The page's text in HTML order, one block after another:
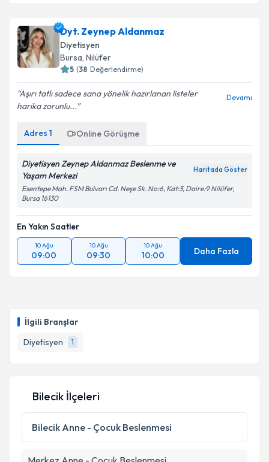
İlgili Branşlar
Diyetisyen
1
Dyt. Zeynep Aldanmaz
Diyetisyen
Bursa, Nilüfer
5 (38 Değerlendirme)
Aşırı tatlı sadece sana yönelik hazırlanan listeler
harika zorunlu...
Devamı
Adres 1 Online Görüşme
Diyetisyen Zeynep Aldanmaz Beslenme ve
Yaşam Merkezi
Haritada Göster
Esentepe Mah. FSM Bulvarı Cd. Neşe Sk. No:6, Kat:3, Daire:9 Nilüfer,
Bursa 16130
En Yakın Saatler
10 Ağu
09:00
10 Ağu
09:30
10 Ağu
10:00 Daha Fazla
Bilecik İlçeleri
Bilecik Anne - Çocuk Beslenmesi